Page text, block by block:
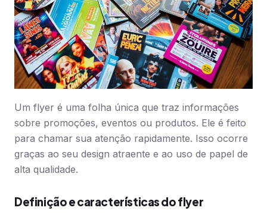
Um flyer é uma folha única que traz informações
sobre promoções, eventos ou produtos. Ele é feito
para chamar sua atenção rapidamente. Isso ocorre
graças ao seu design atraente e ao uso de papel de
alta qualidade.
Definição e características do flyer